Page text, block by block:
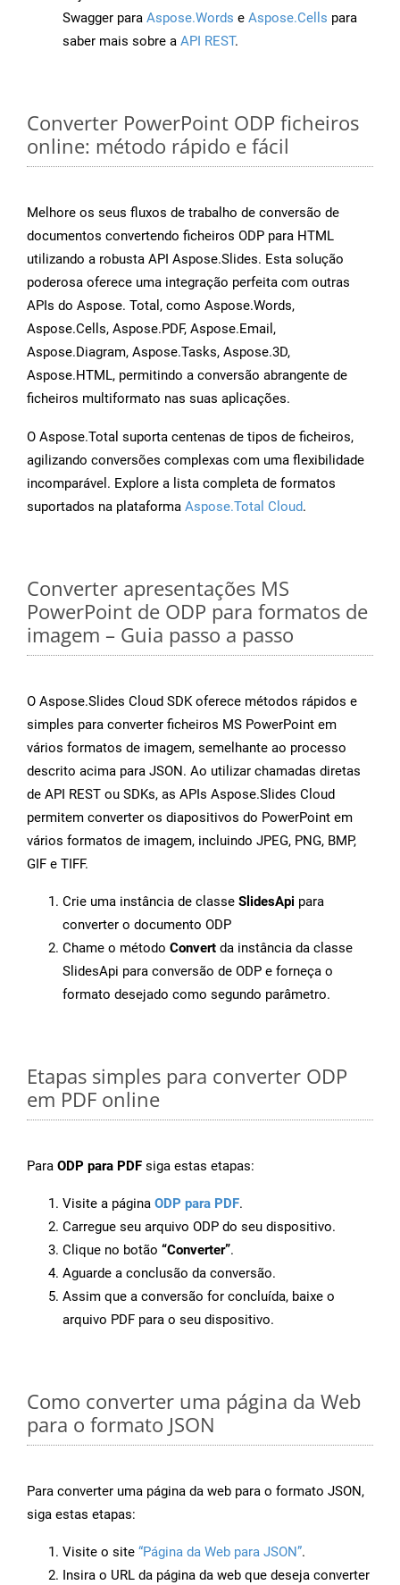
Swagger para Aspose.Words e Aspose.Cells para
saber mais sobre a API REST.
Converter PowerPoint ODP ficheiros
online: método rápido e fácil
Melhore os seus fluxos de trabalho de conversão de
documentos convertendo ficheiros ODP para HTML
utilizando a robusta API Aspose.Slides. Esta solução
poderosa oferece uma integração perfeita com outras
APIs do Aspose. Total, como Aspose.Words,
Aspose.Cells, Aspose.PDF, Aspose.Email,
Aspose.Diagram, Aspose.Tasks, Aspose.3D,
Aspose.HTML, permitindo a conversão abrangente de
ficheiros multiformato nas suas aplicações.
O Aspose.Total suporta centenas de tipos de ficheiros,
agilizando conversões complexas com uma flexibilidade
incomparável. Explore a lista completa de formatos
suportados na plataforma Aspose.Total Cloud.
Converter apresentações MS
PowerPoint de ODP para formatos de
imagem – Guia passo a passo
O Aspose.Slides Cloud SDK oferece métodos rápidos e
simples para converter ficheiros MS PowerPoint em
vários formatos de imagem, semelhante ao processo
descrito acima para JSON. Ao utilizar chamadas diretas
de API REST ou SDKs, as APIs Aspose.Slides Cloud
permitem converter os diapositivos do PowerPoint em
vários formatos de imagem, incluindo JPEG, PNG, BMP,
GIF e TIFF.
Crie uma instância de classe SlidesApi para
converter o documento ODP
Chame o método Convert da instância da classe
SlidesApi para conversão de ODP e forneça o
formato desejado como segundo parâmetro.
Etapas simples para converter ODP
em PDF online
Para ODP para PDF siga estas etapas:
Visite a página ODP para PDF.
Carregue seu arquivo ODP do seu dispositivo.
Clique no botão “Converter”.
Aguarde a conclusão da conversão.
Assim que a conversão for concluída, baixe o
arquivo PDF para o seu dispositivo.
Como converter uma página da Web
para o formato JSON
Para converter uma página da web para o formato JSON,
siga estas etapas:
Visite o site “Página da Web para JSON”.
Insira o URL da página da web que deseja converter